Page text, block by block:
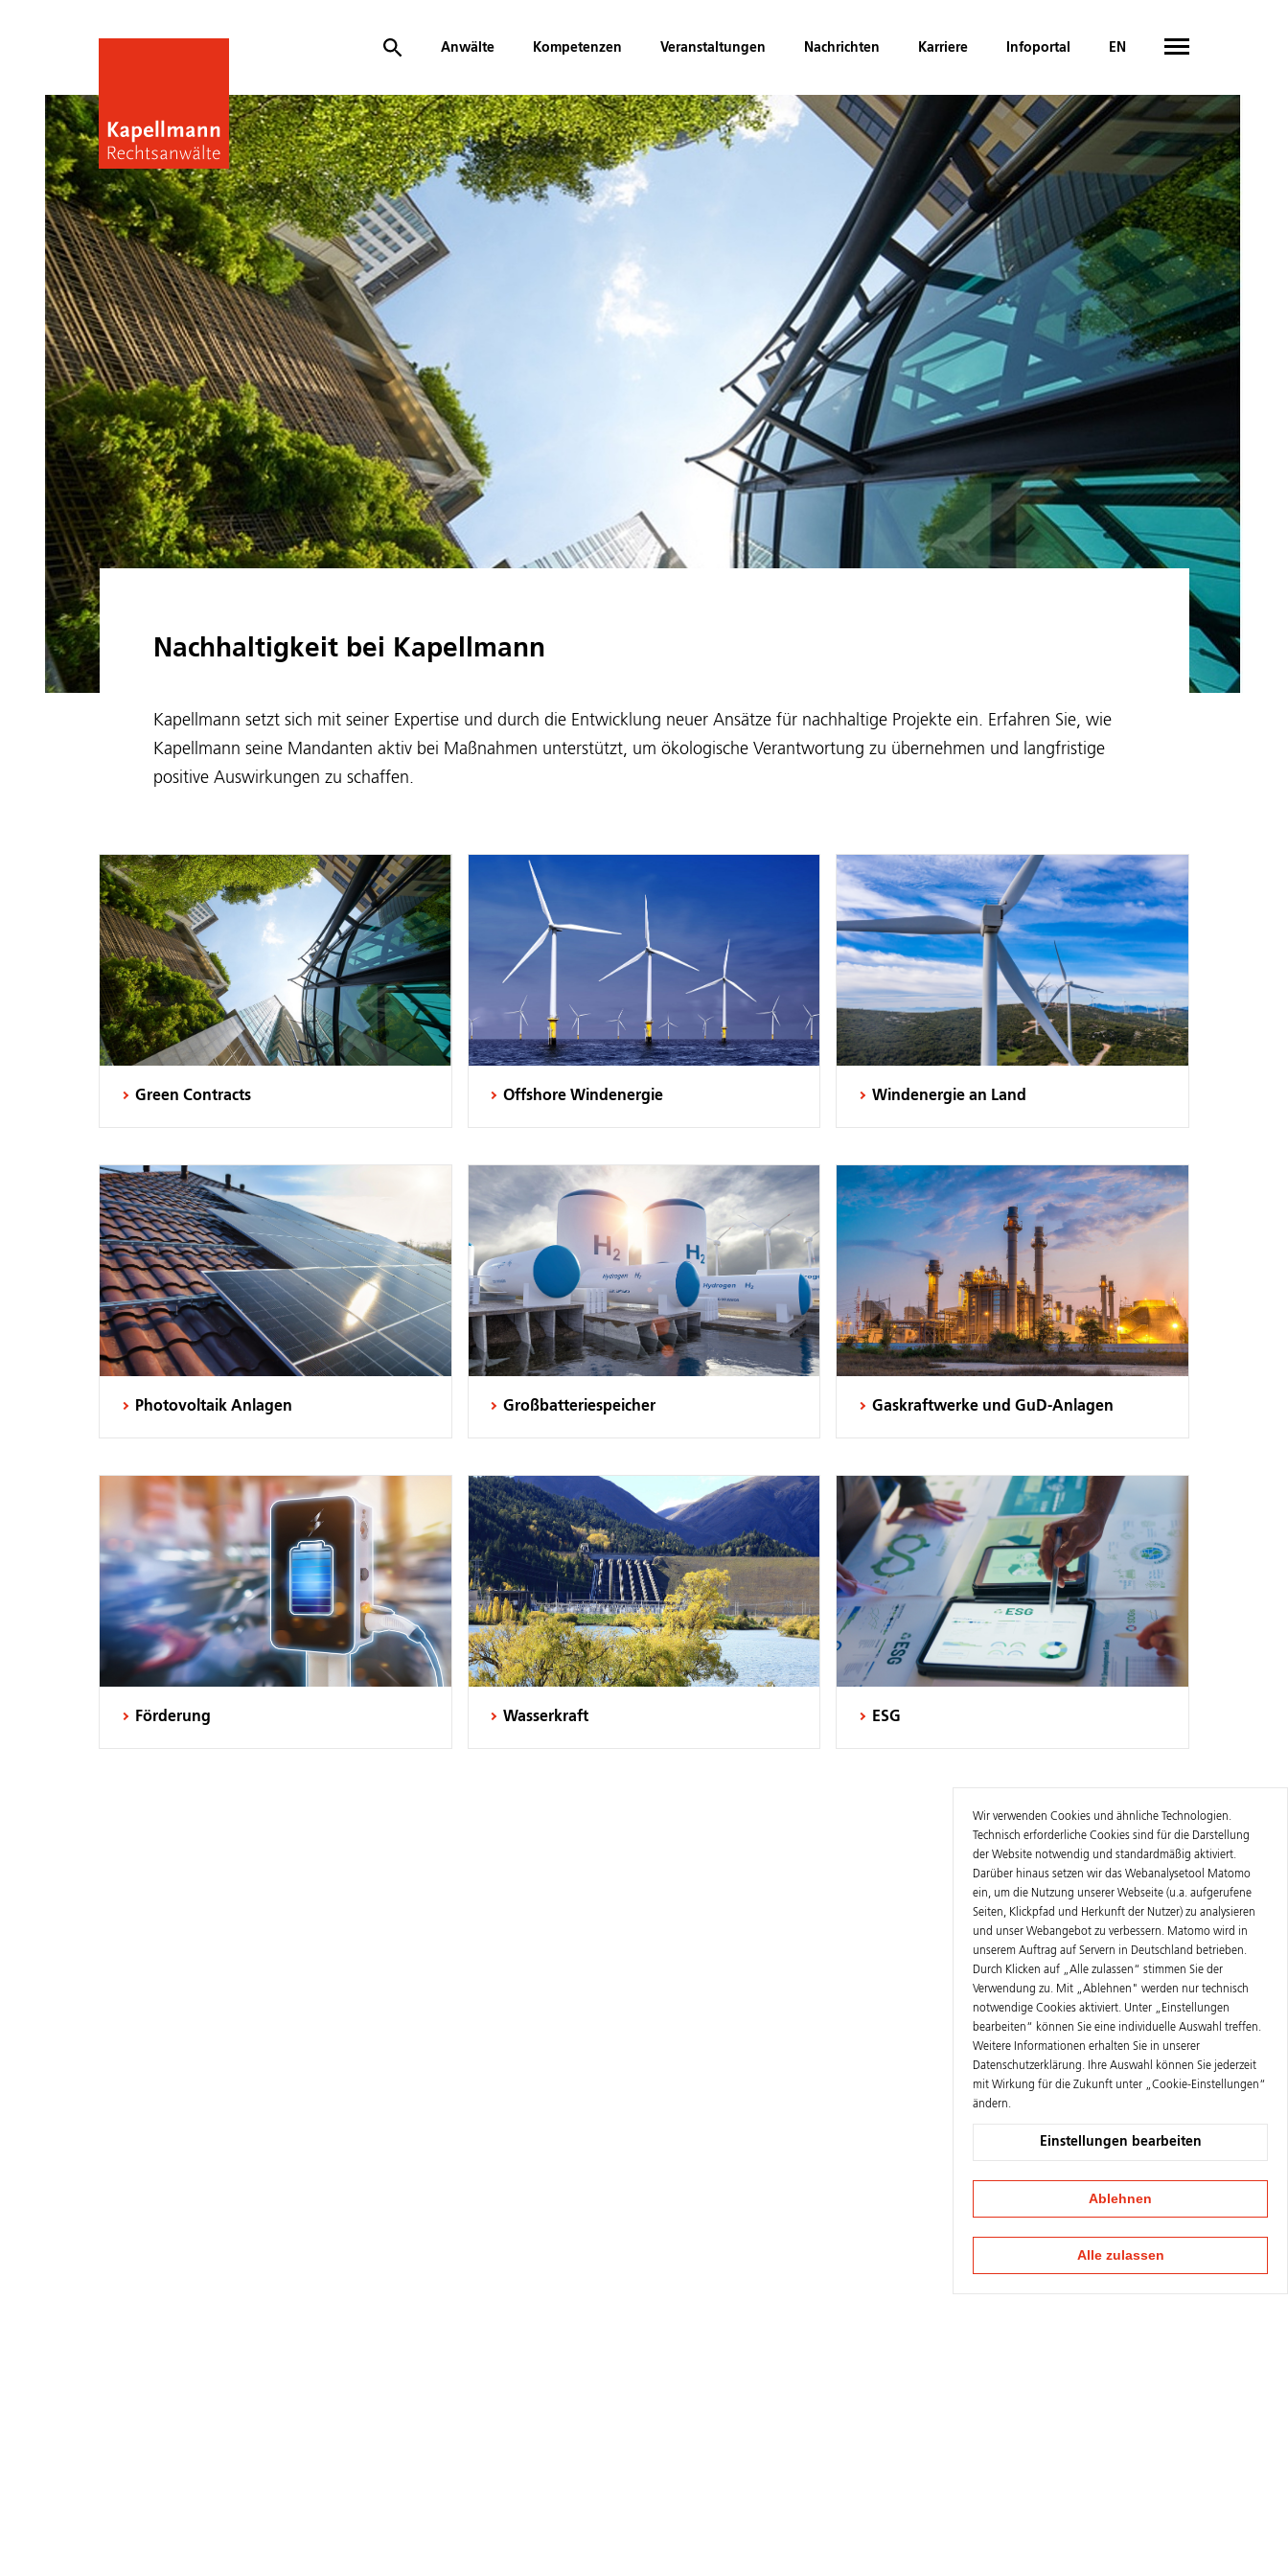
Anwälte Kompetenzen Veranstaltungen Nachrichten Karriere Infoportal EN
Nachhaltigkeit bei Kapellmann
Kapellmann setzt sich mit seiner Expertise und durch die Entwicklung neuer Ansätze für nachhaltige Projekte ein. Erfahren Sie, wie
Kapellmann seine Mandanten aktiv bei Maßnahmen unterstützt, um ökologische Verantwortung zu übernehmen und langfristige
positive Auswirkungen zu schaffen.
Green Contracts Offshore Windenergie Windenergie an Land
Photovoltaik Anlagen Großbatteriespeicher Gaskraftwerke und GuD-Anlagen
Förderung Wasserkraft ESG
Wir verwenden Cookies und ähnliche Technologien.
Technisch erforderliche Cookies sind für die Darstellung
der Website notwendig und standardmäßig aktiviert.
Darüber hinaus setzen wir das Webanalysetool Matomo
ein, um die Nutzung unserer Webseite (u.a. aufgerufene
Seiten, Klickpfad und Herkunft der Nutzer) zu analysieren
und unser Webangebot zu verbessern. Matomo wird in
unserem Auftrag auf Servern in Deutschland betrieben.
Durch Klicken auf „Alle zulassen“ stimmen Sie der
Verwendung zu. Mit „Ablehnen" werden nur technisch
notwendige Cookies aktiviert. Unter „Einstellungen
bearbeiten“ können Sie eine individuelle Auswahl treffen.
Weitere Informationen erhalten Sie in unserer
Datenschutzerklärung. Ihre Auswahl können Sie jederzeit
mit Wirkung für die Zukunft unter „Cookie-Einstellungen“
ändern.
Einstellungen bearbeiten
Ablehnen
Alle zulassen